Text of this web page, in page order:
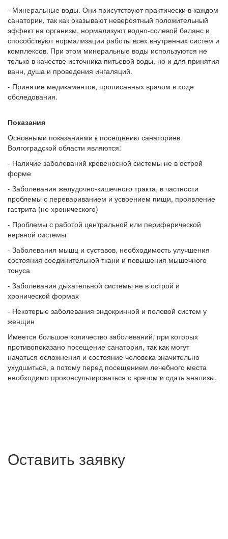
- Минеральные воды. Они присутствуют практически в каждом
санатории, так как оказывают невероятный положительный
эффект на организм, нормализуют водно-солевой баланс и
способствуют нормализации работы всех внутренних систем и
комплексов. При этом минеральные воды используются не
только в качестве источника питьевой воды, но и для принятия
ванн, душа и проведения ингаляций.
- Принятие медикаментов, прописанных врачом в ходе
обследования.
Показания
Основными показаниями к посещению санаториев
Волгоградской области являются:
- Наличие заболеваний кровеносной системы не в острой
форме
- Заболевания желудочно-кишечного тракта, в частности
проблемы с перевариванием и усвоением пищи, проявление
гастрита (не хронического)
- Проблемы с работой центральной или периферической
нервной системы
- Заболевания мышц и суставов, необходимость улучшения
состояния соединительной ткани и повышения мышечного
тонуса
- Заболевания дыхательной системы не в острой и
хронической формах
- Некоторые заболевания эндокринной и половой систем у
женщин
Имеется большое количество заболеваний, при которых
противопоказано посещение санатория, так как могут
начаться осложнения и состояние человека значительно
ухудшиться, а потому перед посещением лечебного места
необходимо проконсультироваться с врачом и сдать анализы.
Оставить заявку